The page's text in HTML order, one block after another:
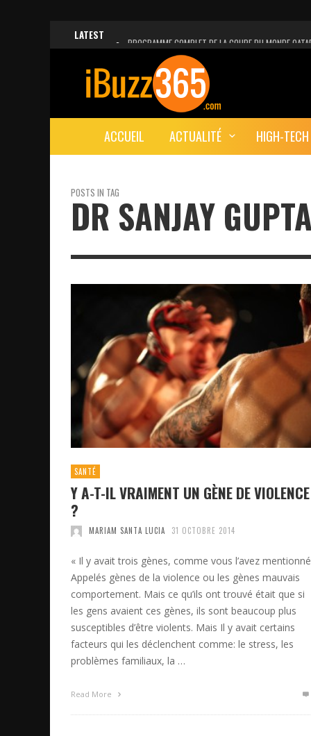
LATEST
PROGRAMME COMPLET DE LA COUPE DU MONDE
FACEBOOK, INSTAGRAM ET WHATSAPP HORS
UNE VIDÉO 4K MONTRE LA PLANÈTE MARS EN ULTRA-
LANCEMENT DU PREMIER VOL HABITÉ DE SPACEX
DÉCÈS DE L’EX-PRÉSIDENT ZINE EL ABIDINE BEN ALI,
ACCUEIL ACTUALITÉ HIGH-TECH
POSTS IN TAG
DR SANJAY
SANTÉ
Y A-T-IL VRAIMENT UN GÈNE DE VIOLENCE
?
MARIAM SANTA LUCIA 31 OCTOBRE 2014
« Il y avait trois gènes, comme vous l’avez
Appelés gènes de la violence ou les gènes mauvais
comportement. Mais ce qu’ils ont trouvé était que si
les gens avaient ces gènes, ils sont beaucoup plus
susceptibles d’être violents. Mais Il y avait certains
facteurs qui les déclenchent comme: le stress, les
problèmes familiaux, la …
Read More